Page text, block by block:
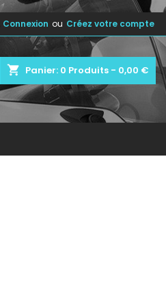
Connexion ou Créez votre compte
shopping_cart Panier: 0 Produits - 0,00 €